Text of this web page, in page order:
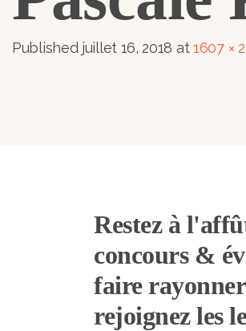
Published juillet 16, 2018 at1607 ×
Restez à
concours &
faire
rejoignez les